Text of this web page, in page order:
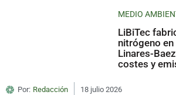
MEDIO
LiBiTec
nitrógeno
Linares-
costes y
Por: Redacción 18 julio 2026